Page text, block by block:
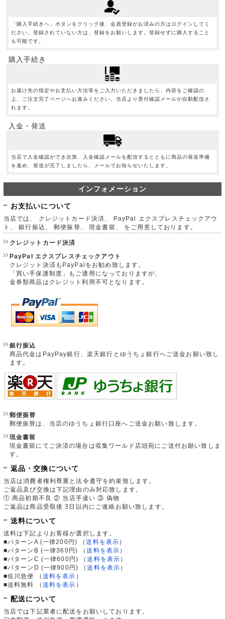
「購入手続きへ」ボタンをクリック後、会員登録がお済みの方はログインしてく
ださい。登録されていない方は、登録をお願いします。登録せずに購入すること
も可能です。
購入手続き
お届け先の指定やお支払い方法等をご入力いただきましたら、内容をご確認の
上、ご注文完了ページへお進みください。当店より受付確認メールが自動配信さ
れます。
入金・発送
当店で入金確認ができ次第、入金確認メールを配信するとともに商品の発送準備
を進め、発送が完了しましたら、メールでお知らせいたします。
インフォメーション
お支払いについて
当店では、 クレジットカード決済、 PayPal エクスプレスチェックアウ
ト、 銀行振込、 郵便振替、 現金書留、 をご用意しております。
クレジットカード決済
PayPal エクスプレスチェックアウト
クレジット決済もPayPalをお勧め致します。
「買い手保護制度」もご適用になっておりますが、
金券類商品はクレジット利用不可となります。
銀行振込
商品代金はPayPay銀行、楽天銀行とゆうちょ銀行へご送金お願い致し
ます。
郵便振替
郵便振替は、当店のゆうちょ銀行口座へご送金お願い致します。
現金書留
現金書留にてご決済の場合は収集ワールド店頭宛にご送付お願い致しま
す。
返品・交換について
当店は消費者権利尊重と法令遵守を約束致します。
ご返品及び交換は下記理由のみ対応致します。
① 商品初期不良 ② 当店手違い ③ 偽物
ご返品は商品受取後 3日以内にご連絡お願い致します。
送料について
送料は下記よりお客様が選択します。
■パターンA (一律200円)
（送料を表示 ）
■パターンB (一律360円)
（送料を表示 ）
■パターンC (一律600円)
（送料を表示 ）
■パターンD (一律900円)
（送料を表示 ）
■佐川急便
（ 送料を表示 ）
■送料無料
（ 送料を表示 ）
配送について
当店では下記業者に配送をお願いしております。